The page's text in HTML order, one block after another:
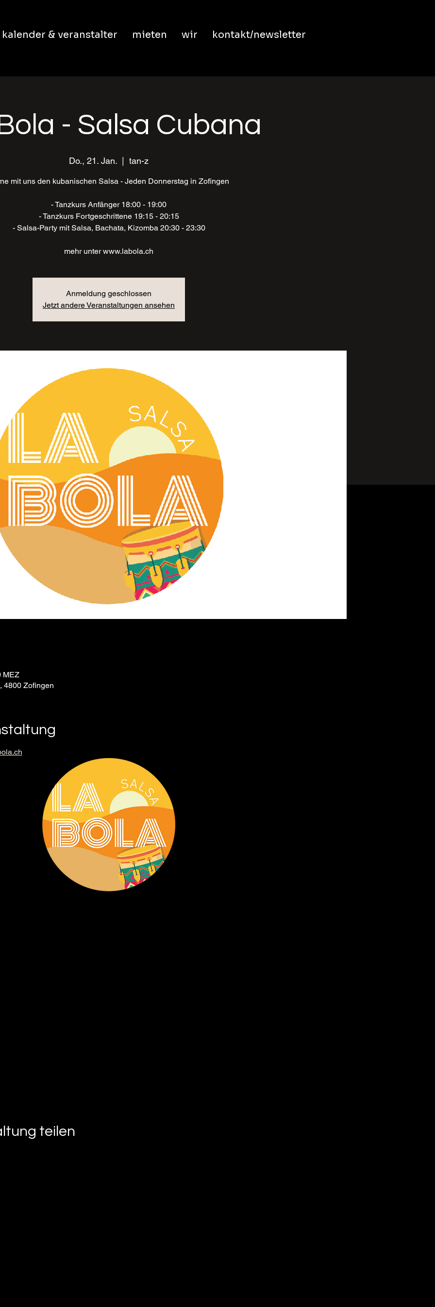
kalender & veranstalter mieten wir kontakt/newsletter
- Salsa Cubana
Do., 21. Jan. tan-z
mit uns den kubanischen Salsa - Jeden Donnerstag in Zofingen
- Tanzkurs Anfänger 18:00 - 19:00
- Tanzkurs Fortgeschrittene 19:15 - 20:15
- Salsa-Party mit Salsa, Bachata, Kizomba 20:30 - 23:30
mehr unter www.labola.ch
Anmeldung geschlossen
Jetzt andere Veranstaltungen ansehen
MEZ
4800 Zofingen
teilen